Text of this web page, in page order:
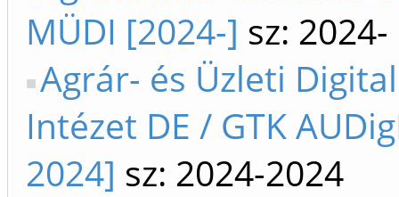
MÜDI [2024-] sz: 2024-
Agrár- és Üzleti
Intézet DE / GTK
2024] sz: 2024-2024